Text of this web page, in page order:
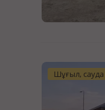
Шұғыл, сауда